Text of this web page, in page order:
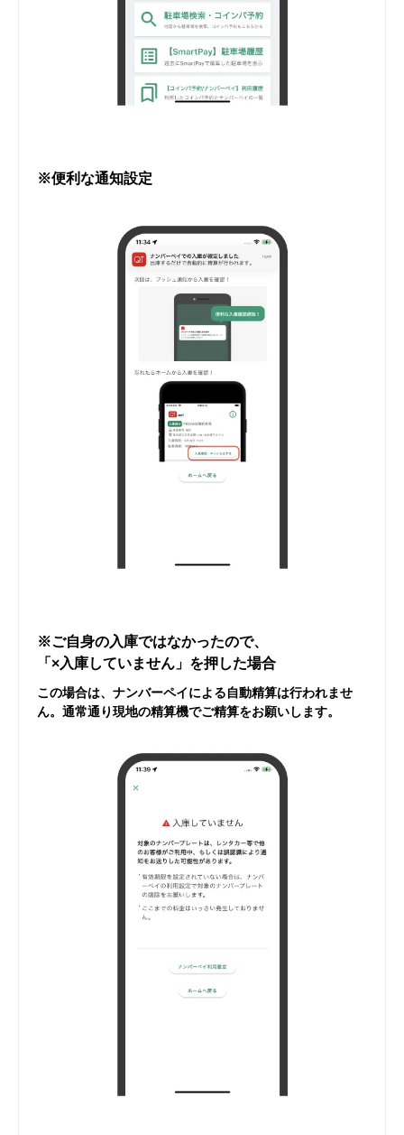
※便利な通知設定
※ご自身の入庫ではなかったので、
「×入庫していません」を押した場合
この場合は、ナンバーペイによる自動精算は行われませ
ん。通常通り現地の精算機でご精算をお願いします。